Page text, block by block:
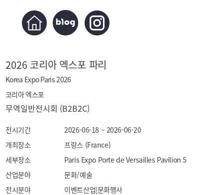
2026 코리아 엑스포 파리
Korea Expo Paris 2026
코리아 엑스포
무역일반전시회 (B2B2C)
전시기간
2026-06-18 ~ 2026-06-20
개최장소
프랑스 (France)
세부장소
Paris Expo Porte de Versailles Pavilion 5
산업분야
문화/예술
전시분야
이벤트산업|문화행사